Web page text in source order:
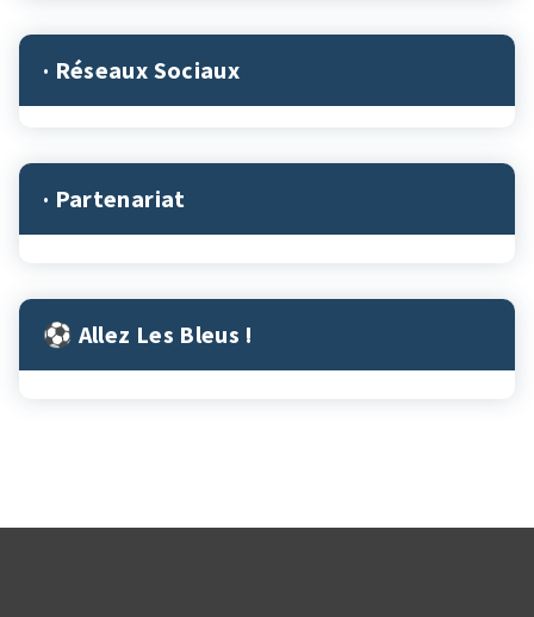
· Réseaux Sociaux
· Partenariat
⚽︎ Allez Les Bleus !